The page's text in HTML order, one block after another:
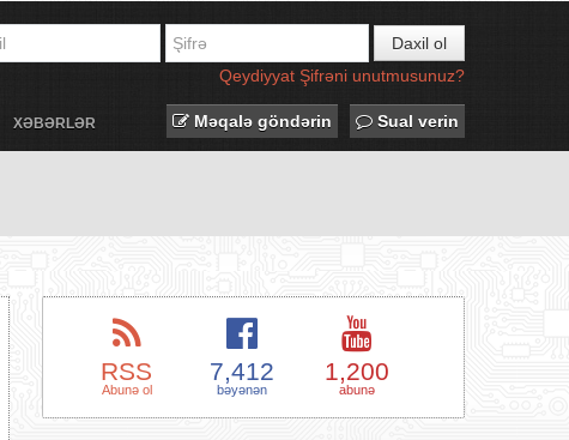
Daxil ol
Qeydiyyat Şifrəni unutmusunuz?
XƏBƏRLƏR Məqalə göndərin Sual verin
RSS
Abunə ol
7,412
bəyənən
1,200
abunə